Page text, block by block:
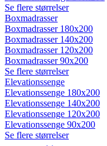
Se flere størrelser
Boxmadrasser
Boxmadrasser 180x200
Boxmadrasser 140x200
Boxmadrasser 120x200
Boxmadrasser 90x200
Se flere størrelser
Elevationssenge
Elevationssenge 180x200
Elevationssenge 140x200
Elevationssenge 120x200
Elevationssenge 90x200
Se flere størrelser